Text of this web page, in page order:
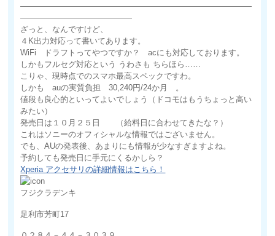
—————————————————————————————
——————————————
ざっと、なんですけど、
４K出力対応って書いてあります。
WiFi ドラフトってやつですか？ acにも対応しております。
しかもフルセグ対応という うわさも ちらほら……
こりゃ、現時点でのスマホ最高スペックですわ。
しかも auの実質負担 30,240円/24か月 。
値段も良心的といってよいでしょう（ドコモはもうちょっと高い
みたい）
発売日は１０月２５日 （給料日に合わせてきたな？）
これはソニーのオフィシャルな情報ではございません。
でも、AUの発表後、あまりにも情報が少なすぎますよね。
予約しても発売日に手元にくるかしら？
Xperia アクセサリの詳細情報はこちら！
フジクラデンキ
足利市芳町17